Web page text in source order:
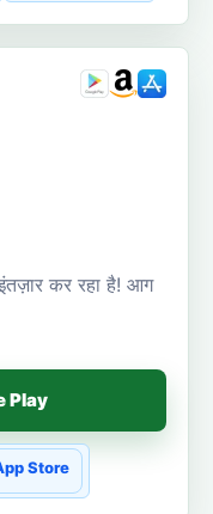
कर रहा है! आग
Play
Store